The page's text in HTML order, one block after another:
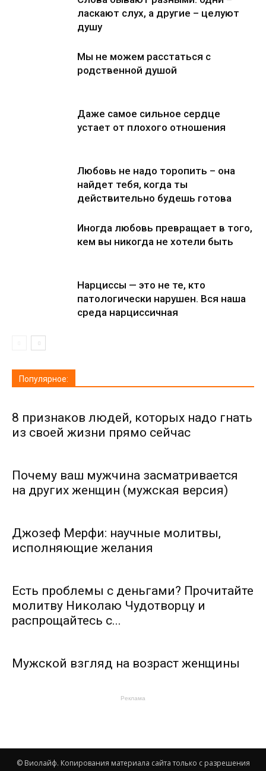
ласкают слух, а другие – целуют
душу
Мы не можем расстаться с
родственной душой
Даже самое сильное сердце
устает от плохого отношения
Любовь не надо торопить – она
найдет тебя, когда ты
действительно будешь готова
Иногда любовь превращает в того,
кем вы никогда не хотели быть
Нарциссы — это не те, кто
патологически нарушен. Вся наша
среда нарциссичная
Популярное:
8 признаков людей, которых надо гнать
из своей жизни прямо сейчас
Почему ваш мужчина засматривается
на других женщин (мужская версия)
Джозеф Мерфи: научные молитвы,
исполняющие желания
Есть проблемы с деньгами? Прочитайте
молитву Николаю Чудотворцу и
распрощайтесь с...
Мужской взгляд на возраст женщины
Реклама
© Виолайф. Копирования материала сайта только с разрешения